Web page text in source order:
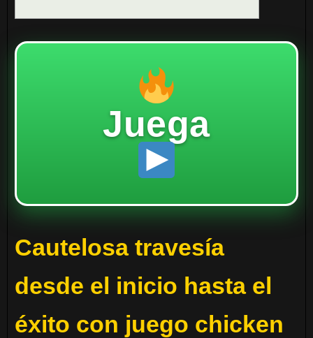
Juega
Cautelosa travesía
desde el inicio hasta el
éxito con juego chicken